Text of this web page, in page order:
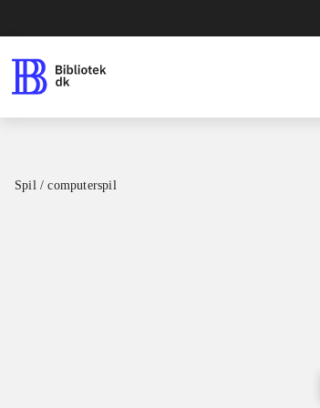
Spil / computerspil